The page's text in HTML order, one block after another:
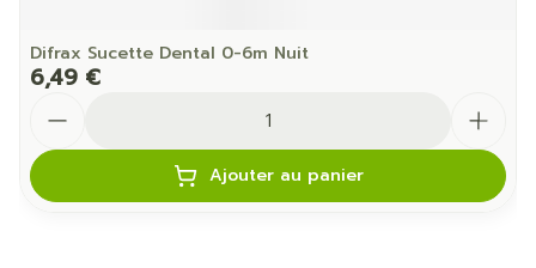
Difrax Sucette Dental 0-6m Nuit
6,49 €
Ajouter au panier